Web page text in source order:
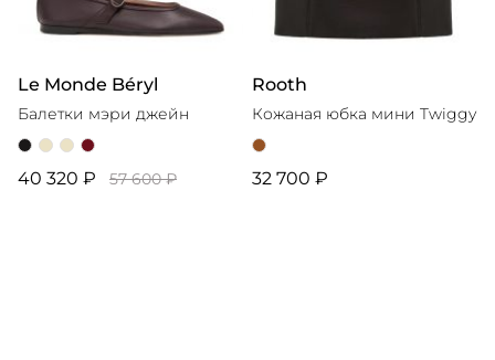
Le Monde Béryl
Балетки мэри джейн
40 320 ₽ 57 600 ₽
Rooth
Кожаная юбка мини Twiggy
32 700 ₽